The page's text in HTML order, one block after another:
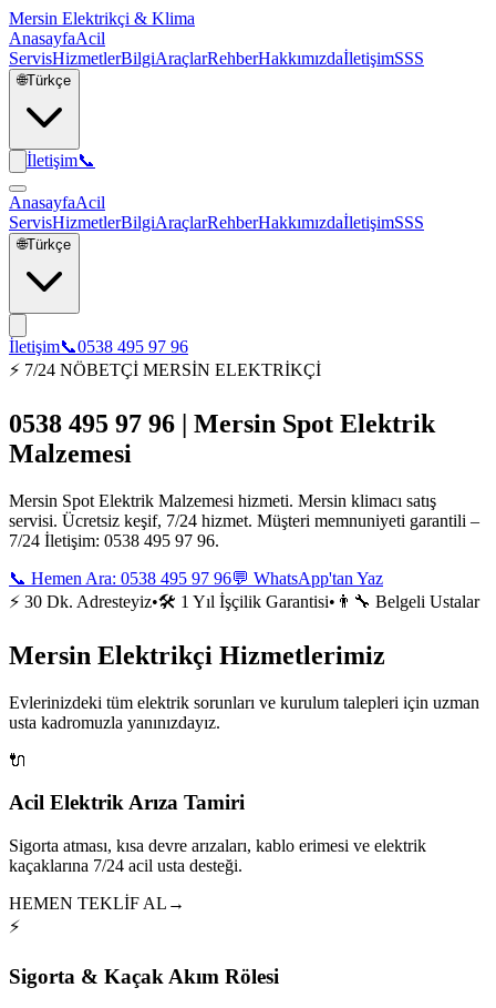
Mersin Elektrikçi & Klima
AnasayfaAcil
ServisHizmetlerBilgiAraçlarRehberHakkımızdaİletişimSSS
🌐Türkçe
İletişim📞
AnasayfaAcil
ServisHizmetlerBilgiAraçlarRehberHakkımızdaİletişimSSS
🌐Türkçe
İletişim📞0538 495 97 96
⚡ 7/24 NÖBETÇİ MERSİN ELEKTRİKÇİ
0538 495 97 96 | Mersin Spot Elektrik
Malzemesi
Mersin Spot Elektrik Malzemesi hizmeti. Mersin klimacı satış
servisi. Ücretsiz keşif, 7/24 hizmet. Müşteri memnuniyeti garantili –
7/24 İletişim: 0538 495 97 96.
📞 Hemen Ara: 0538 495 97 96💬 WhatsApp'tan Yaz
⚡ 30 Dk. Adresteyiz•🛠️ 1 Yıl İşçilik Garantisi• 👨‍🔧 Belgeli Ustalar
Mersin Elektrikçi Hizmetlerimiz
Evlerinizdeki tüm elektrik sorunları ve kurulum talepleri için uzman
usta kadromuzla yanınızdayız.
🔌
Acil Elektrik Arıza Tamiri
Sigorta atması, kısa devre arızaları, kablo erimesi ve elektrik
kaçaklarına 7/24 acil usta desteği.
HEMEN TEKLİF AL →
⚡
Sigorta & Kaçak Akım Rölesi